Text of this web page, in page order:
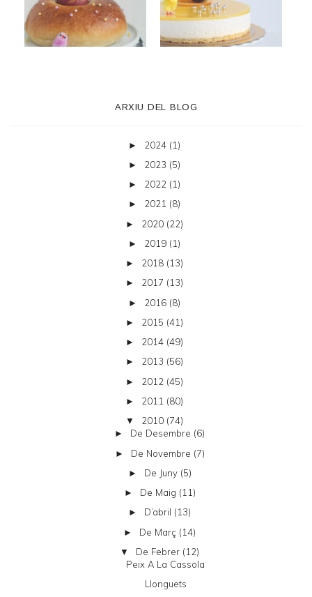
ARXIU DEL BLOG
► 2024 (1)
► 2023 (5)
► 2022 (1)
► 2021 (8)
► 2020 (22)
► 2019 (1)
► 2018 (13)
► 2017 (13)
► 2016 (8)
► 2015 (41)
► 2014 (49)
► 2013 (56)
► 2012 (45)
► 2011 (80)
▼ 2010 (74)
► De Desembre (6)
► De Novembre (7)
► De Juny (5)
► De Maig (11)
► D’abril (13)
► De Març (14)
▼ De Febrer (12)
Peix A La Cassola
Llonguets